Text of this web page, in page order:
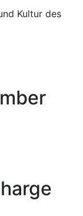
Kultur des